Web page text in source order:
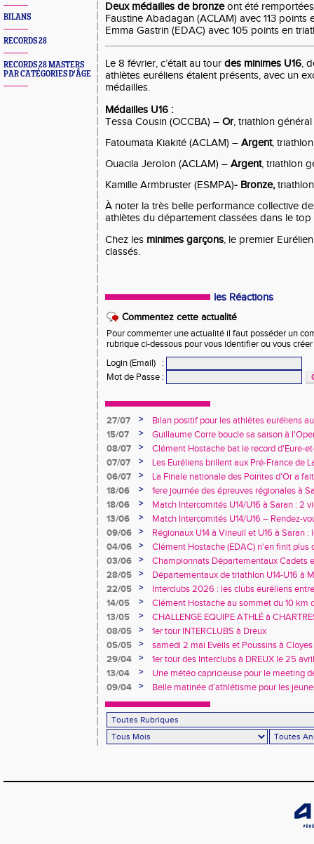
BILANS
RECORDS 28
RECORDS 28 MASTERS
PAR CATÉGORIES D'ÂGE
Deux médailles de bronzeont été remportées
Faustine Abadagan (ACLAM) avec 113 points
Emma Gastrin (EDAC) avec 105 points en
Le 8 février, c’était au tour des minimes U16,
athlètes euréliens étaient présents, avec un
médailles.
Médailles U16 :
Tessa Cousin (OCCBA) – Or, triathlon
Fatoumata Kiakité (ACLAM) – Argent,
Ouacila Jerolon (ACLAM) – Argent, triathlon
Kamille Armbruster (ESMPA)- Bronze,
À noter la très belle performance collective
athlètes du département classées dans le top
Chez les minimes garçons, le premier
classés.
les Réactions
Commentez cette actualité
Pour commenter une actualité il faut posséder un
rubrique ci-dessous pour vous identifier ou vous
Login (Email)
:
Mot de Passe :
27/07 >
Bilan positif pour les athlètes euréliens
France de Charléty et d'Albi
15/07 >
Guillaume Corre boucle sa saison à
08/07
>
Clément Hostache bat le record d'Eure-
07/07
>
Les Euréliens brillent aux Pré-France de
06/07
>
La Finale nationale des Pointes d'Or a
de Dreux
18/06 >
1ere journée des épreuves régionales à
18/06
>
Match Intercomités U14/U16 à Saran : 2
féminines
13/06 >
Match Intercomités U14/U16 – Rendez-
09/06
>
Régionaux U14 à Vineuil et U16 à Saran :
rendez-vous !
04/06 >
Clément Hostache (EDAC) n'en finit plus
03/06
>
Championnats Départementaux Cadets
performances à Chartres
28/05 >
Départementaux de triathlon U14-U16 à
au rendez-vous… tout comme les records
22/05 >
Interclubs 2026 : les clubs euréliens
relégation
14/05 >
Clément Hostache au sommet du 10 km
junior
13/05 >
CHALLENGE EQUIPE ATHLÉ à
08/05
>
1er tour INTERCLUBS à Dreux
05/05
>
samedi 2 mai Eveils et Poussins à Cloyes
29/04
>
1er tour des Interclubs à DREUX le 25
13/04
>
Une météo capricieuse pour le meeting
Rotrou
09/04 > Belle matinée d’athlétisme pour les